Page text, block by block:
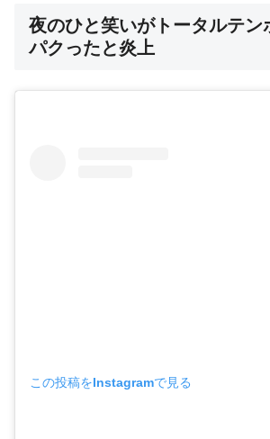
夜のひと笑いがトータルテン
パクったと炎上
この投稿をInstagramで見る